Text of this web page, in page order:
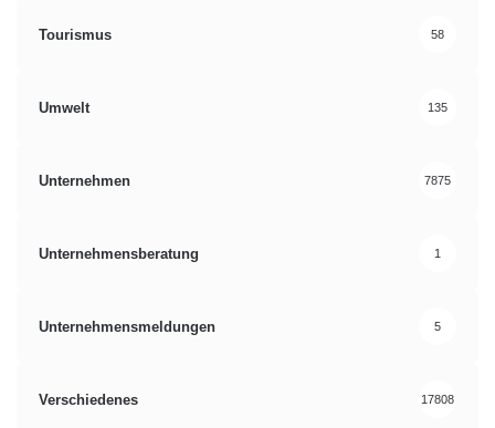
Tourismus 58
Umwelt 135
Unternehmen 7875
Unternehmensberatung 1
Unternehmensmeldungen 5
Verschiedenes 17808